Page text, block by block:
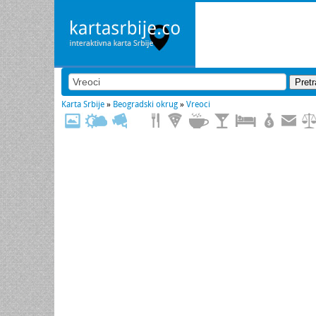
Karta Srbije » Beogradski okrug » Vreoci